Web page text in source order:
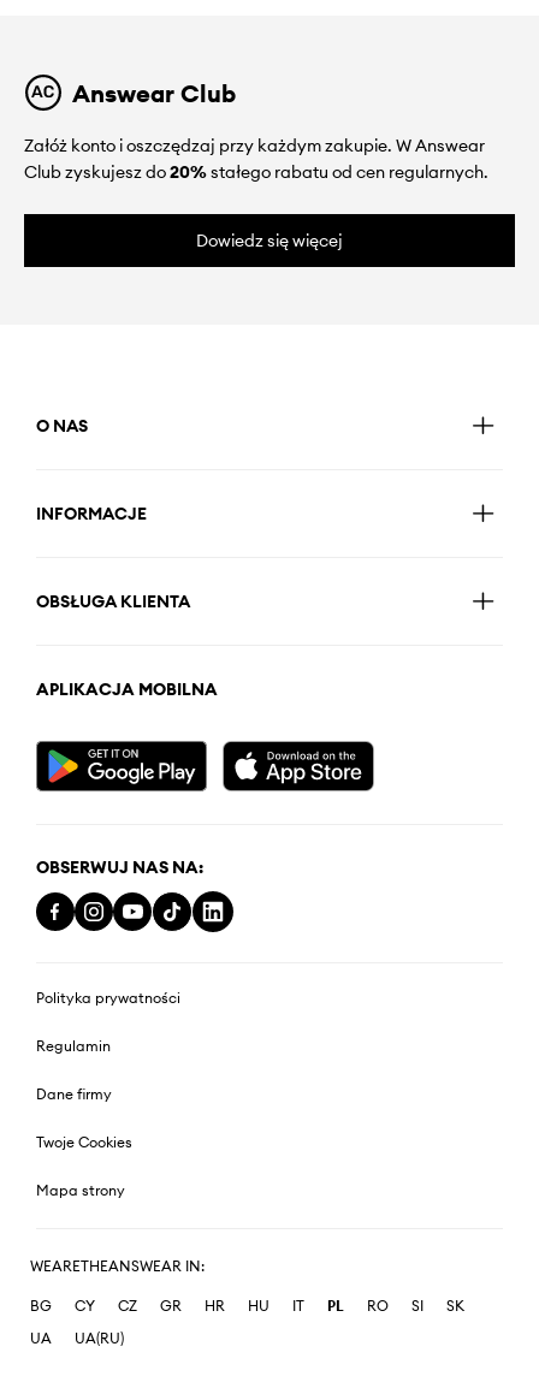
Answear Club
Załóż konto i oszczędzaj przy każdym zakupie. W Answear
Club zyskujesz do20%stałego rabatu od cen regularnych.
Dowiedz się więcej
O NAS
INFORMACJE
OBSŁUGA KLIENTA
APLIKACJA MOBILNA
OBSERWUJ NAS NA:
Polityka prywatności
Regulamin
Dane firmy
Twoje Cookies
Mapa strony
WEARETHEANSWEAR IN:
BG CY CZ GR HR HU IT PL RO SI
SK
UA
UA(RU)